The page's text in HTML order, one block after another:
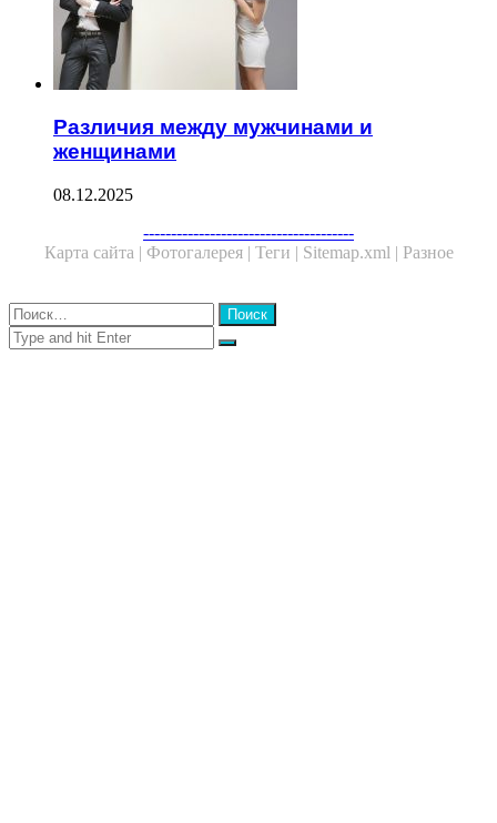
Различия между мужчинами и
женщинами
08.12.2025
--------------------------------------
Карта сайта | Фотогалерея | Теги | Sitemap.xml | Разное
Close
Найти:
Close
Search